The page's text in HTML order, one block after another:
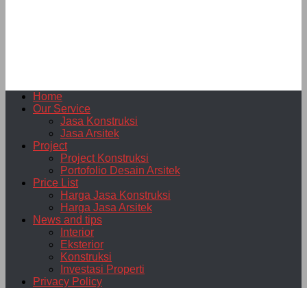
Home
Our Service
Jasa Konstruksi
Jasa Arsitek
Project
Project Konstruksi
Portofolio Desain Arsitek
Price List
Harga Jasa Konstruksi
Harga Jasa Arsitek
News and tips
Interior
Eksterior
Konstruksi
Investasi Properti
Privacy Policy